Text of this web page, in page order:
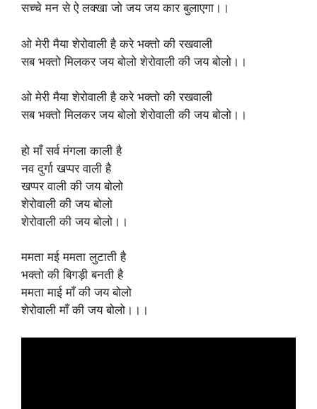
सच्चे मन से ऐ लक्खा जो जय जय कार बुलाएगा।।
ओ मेरी मैया शेरोवाली है करे भक्तो की रखवाली
सब भक्तो मिलकर जय बोलो शेरोवाली की जय बोलो।।
ओ मेरी मैया शेरोवाली है करे भक्तो की रखवाली
सब भक्तो मिलकर जय बोलो शेरोवाली की जय बोलो।।
हो माँ सर्व मंगला काली है
नव दुर्गा खप्पर वाली है
खप्पर वाली की जय बोलो
शेरोवाली की जय बोलो
शेरोवाली की जय बोलो।।
ममता मई ममता लुटाती है
भक्तो की बिगड़ी बनती है
ममता माई माँ की जय बोलो
शेरोवाली माँ की जय बोलो।।।